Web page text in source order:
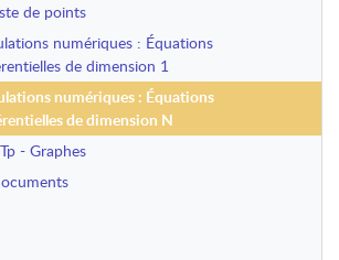
de points
numériques : Équations
de dimension 1
numériques : Équations
de dimension N
- Graphes